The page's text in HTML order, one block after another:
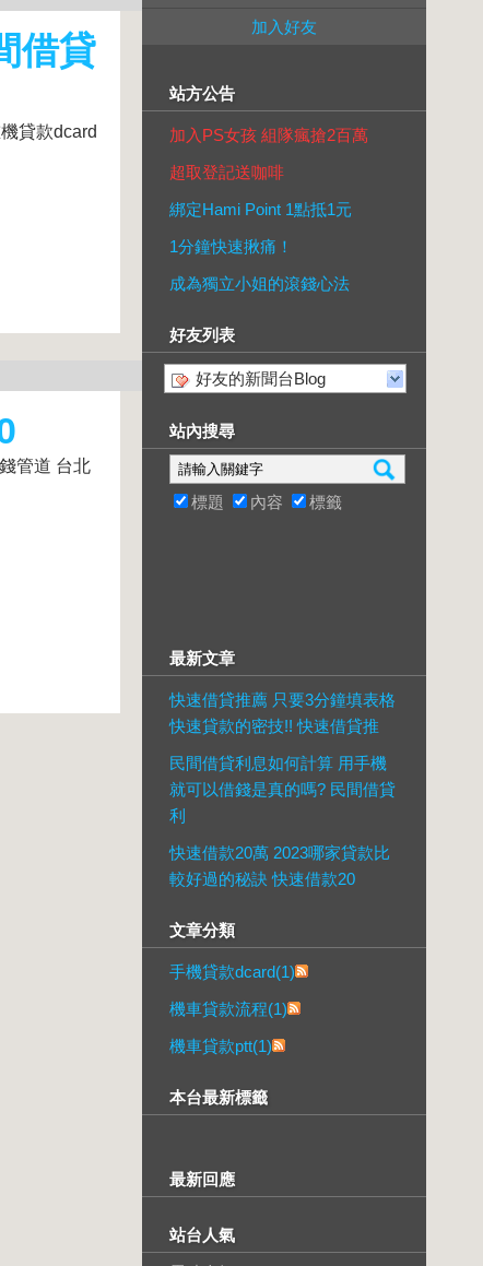
借貸
貸款dcard
管道 台北
加入好友
站方公告
加入PS女孩 組隊瘋搶2百萬
超取登記送咖啡
綁定Hami Point 1點抵1元
1分鐘快速揪痛！
成為獨立小姐的滾錢心法
好友列表
好友的新聞台Blog
站內搜尋
標題 內容 標籤
最新文章
快速借貸推薦 只要3分鐘填表格
快速貸款的密技!! 快速借貸推
民間借貸利息如何計算 用手機
就可以借錢是真的嗎? 民間借貸
利
快速借款20萬 2023哪家貸款比
較好過的秘訣 快速借款20
文章分類
手機貸款dcard(1)
機車貸款流程(1)
機車貸款ptt(1)
本台最新標籤
最新回應
站台人氣